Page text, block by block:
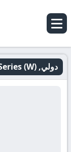
دولي, FIFA Series (W)